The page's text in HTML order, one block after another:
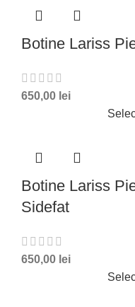
Botine Lariss
650,00 lei
Botine Lariss
Sidefat
650,00 lei